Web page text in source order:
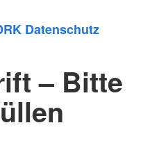
Datenschutz
– Bitte